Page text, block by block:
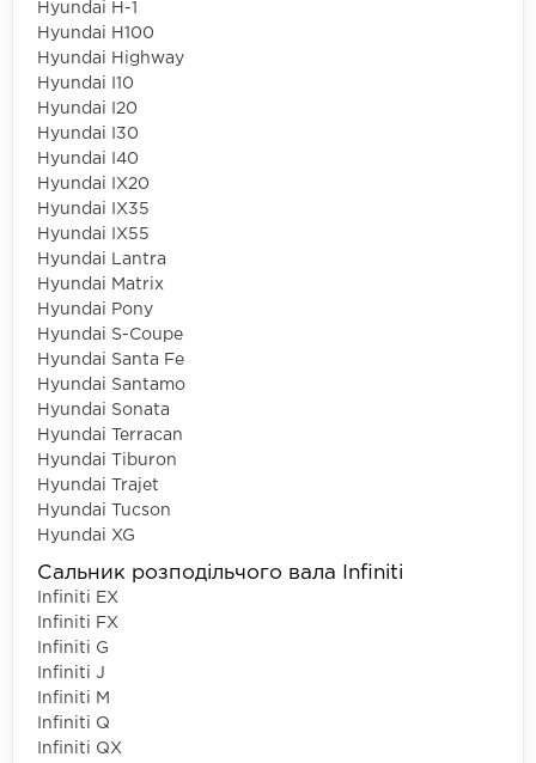
Hyundai H-1
Hyundai H100
Hyundai Highway
Hyundai I10
Hyundai I20
Hyundai I30
Hyundai I40
Hyundai IX20
Hyundai IX35
Hyundai IX55
Hyundai Lantra
Hyundai Matrix
Hyundai Pony
Hyundai S-Coupe
Hyundai Santa Fe
Hyundai Santamo
Hyundai Sonata
Hyundai Terracan
Hyundai Tiburon
Hyundai Trajet
Hyundai Tucson
Hyundai XG
Сальник розподільчого вала Infiniti
Infiniti EX
Infiniti FX
Infiniti G
Infiniti J
Infiniti M
Infiniti Q
Infiniti QX